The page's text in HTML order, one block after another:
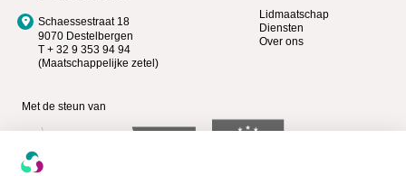
Schaessestraat 18
9070 Destelbergen
T + 32 9 353 94 94
(Maatschappelijke zetel)
Lidmaatschap
Diensten
Over ons
Met de steun van